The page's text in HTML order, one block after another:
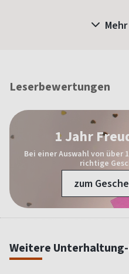
Leserbewertungen
1 Jahr
Bei einer Auswahl von über
richtige
zum
Weitere